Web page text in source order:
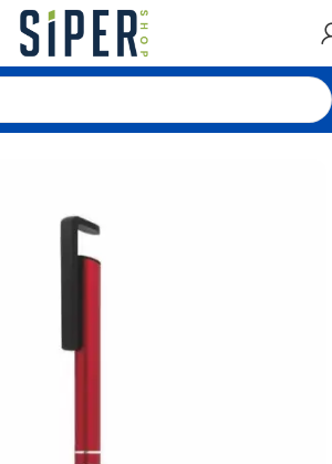
Metal Tükenmez Kalemler